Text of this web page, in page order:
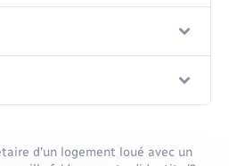
d'un logement loué avec un